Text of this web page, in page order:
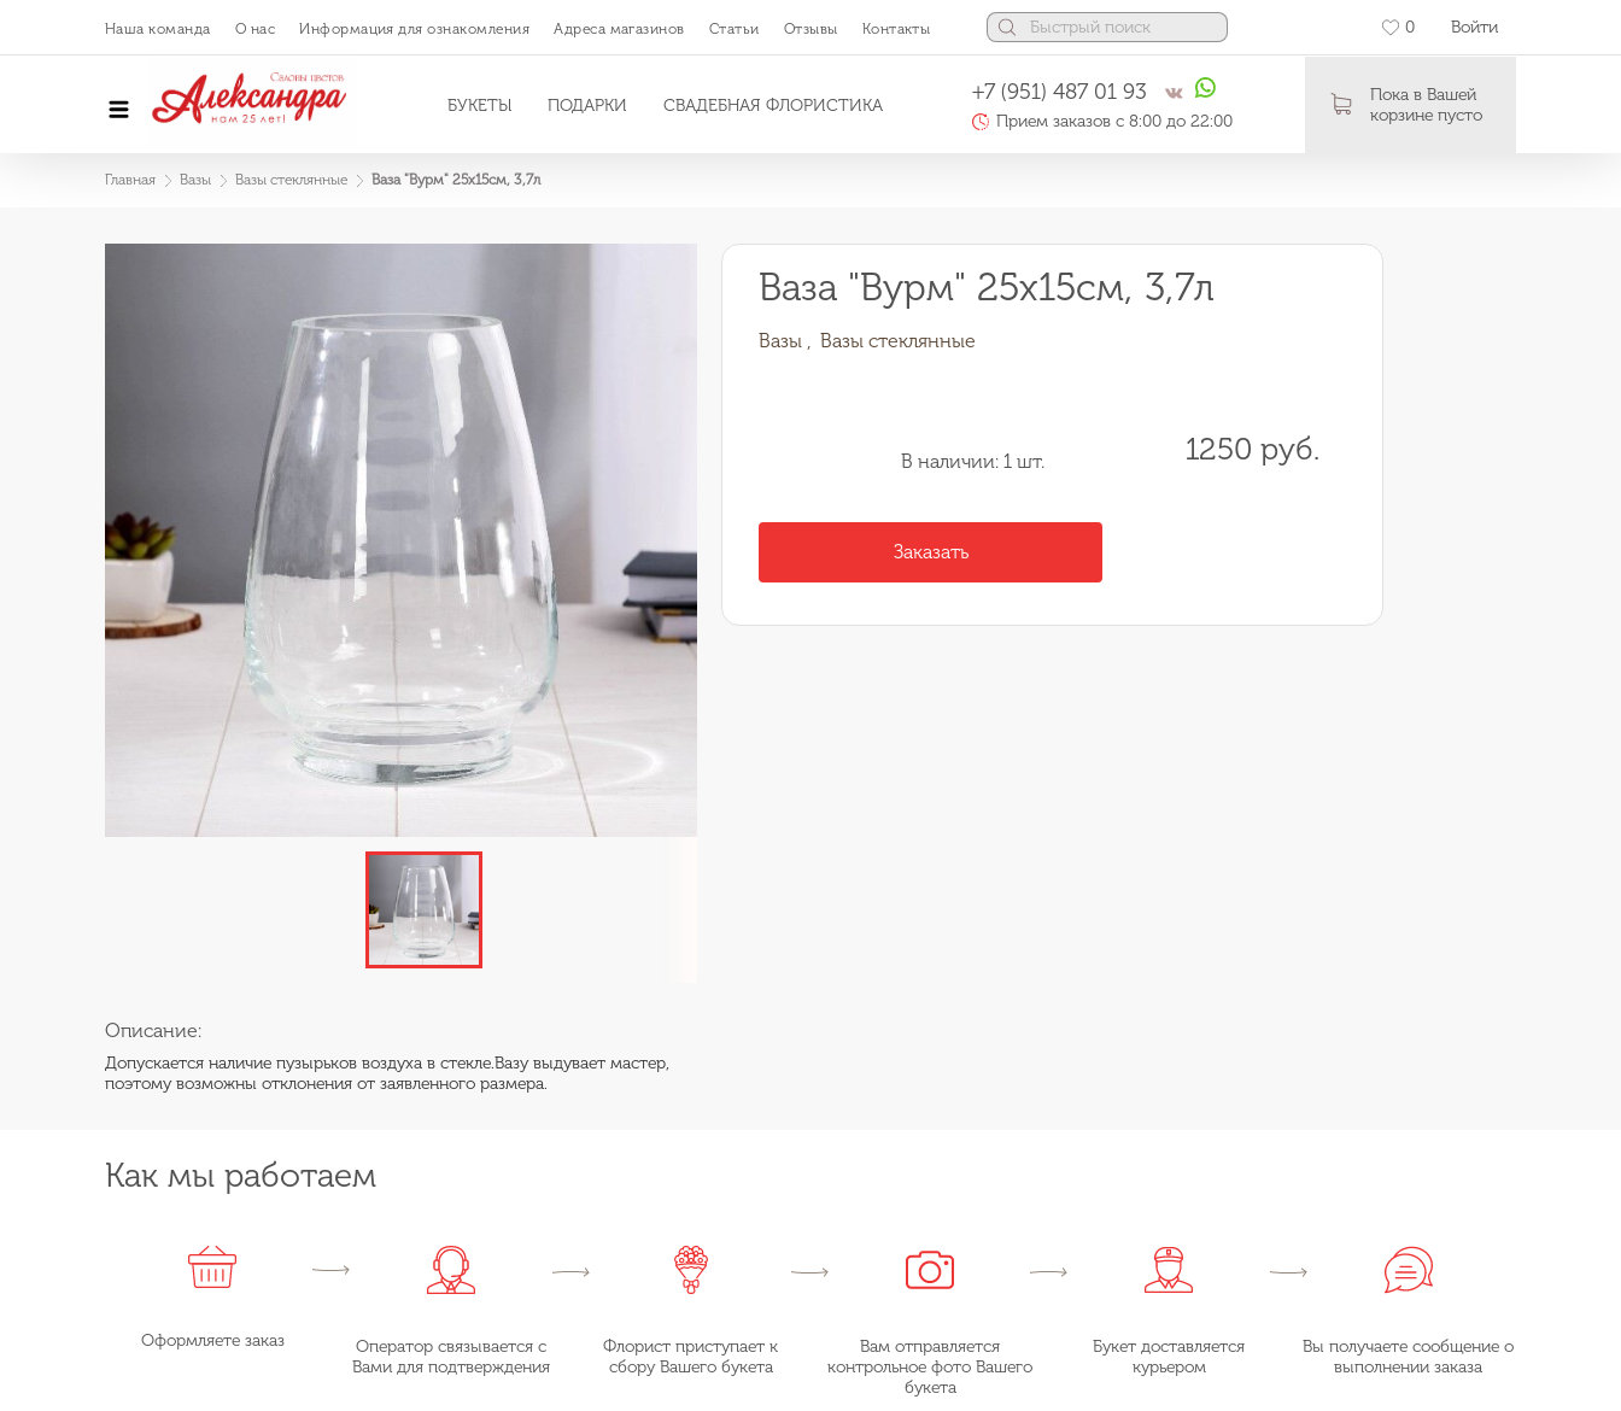
Наша команда О нас Информация для ознакомления Адреса магазинов Статьи Отзывы Контакты 0 Войти
БУКЕТЫ ПОДАРКИ СВАДЕБНАЯ ФЛОРИСТИКА
+7 (951) 487 01 93
Прием заказов с 8:00 до 22:00
Пока в Вашей
корзине пусто
Главная Вазы Вазы стеклянные Ваза "Вурм" 25х15см, 3,7л
Описание:
Допускается наличие пузырьков воздуха в стекле.Вазу выдувает мастер,
поэтому возможны отклонения от заявленного размера.
Ваза "Вурм" 25х15см, 3,7л
Вазы , Вазы стеклянные
В наличии: 1 шт. 1250 руб.
Заказать
Как мы работаем
Оформляете заказ
Оператор связывается с
Вами для подтверждения
Флорист приступает к
сбору Вашего букета
Вам отправляется
контрольное фото Вашего
букета
Букет доставляется
курьером
Вы получаете сообщение о
выполнении заказа